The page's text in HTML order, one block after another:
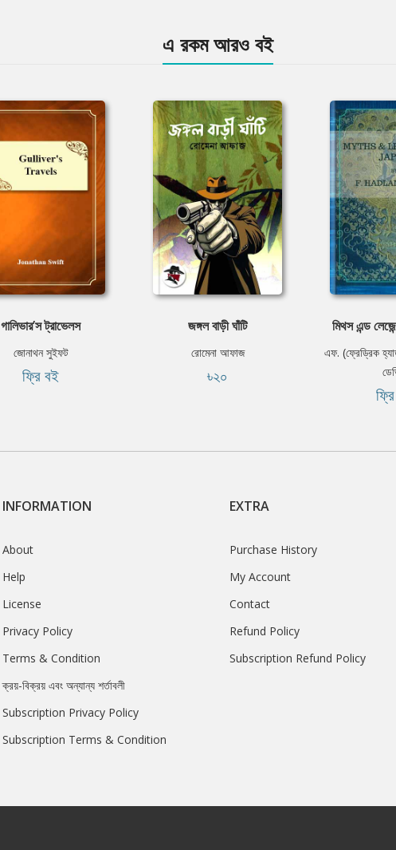
এ রকম আরও বই
গালিভার’স ট্রাভেলস
জোনাথন সুইফট
ফ্রি বই
জঙ্গল বাড়ী ঘাঁটি
রোমেনা আফাজ
৳২০
মিথস এন্ড
এফ. (ফ্রেড্রিক
INFORMATION
About
Help
License
Privacy Policy
Terms & Condition
ক্রয়-বিক্রয় এবং অন্যান্য শর্তাবলী
Subscription Privacy Policy
Subscription Terms & Condition
EXTRA
Purchase History
My Account
Contact
Refund Policy
Subscription Refund Policy